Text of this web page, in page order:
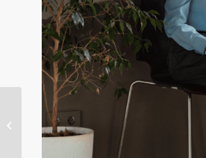
Low-code et no-code :
Création simplifiée et
collaboration